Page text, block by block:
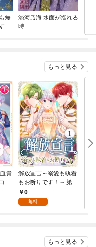
無
す
淡海乃海 水面が揺れる
時
ふ
と
もっと見る
貴
ツ
る
解放宣言～溺愛も執着
もお断りです！～ 第1
話0
無料
あ
もっと見る